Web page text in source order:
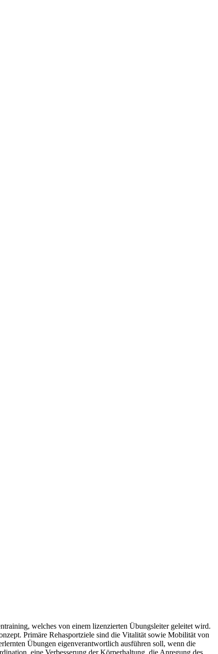
welches von einem lizenzierten Übungsleiter geleitet wird.
Primäre Rehasportziele sind die Vitalität sowie Mobilität von
Übungen eigenverantwortlich ausführen soll, wenn die
eine Verbesserung der Körperhaltung, die Anregung des